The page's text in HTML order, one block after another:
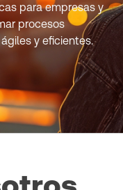
para empresas y
procesos
y eficientes.